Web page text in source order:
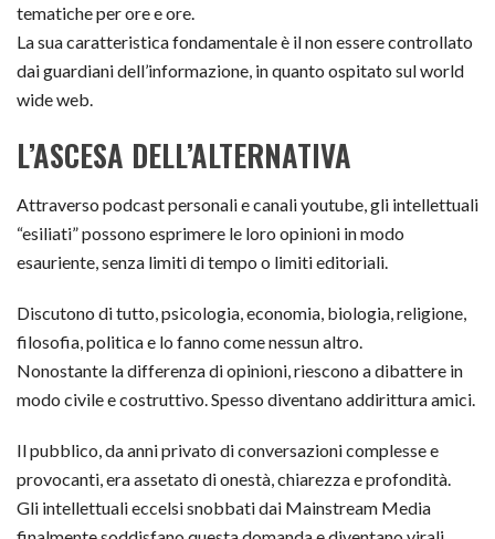
tematiche per ore e ore.
La sua caratteristica fondamentale è il non essere controllato
dai guardiani dell’informazione, in quanto ospitato sul world
wide web.
L’ASCESA DELL’ALTERNATIVA
Attraverso podcast personali e canali youtube, gli intellettuali
“esiliati” possono esprimere le loro opinioni in modo
esauriente, senza limiti di tempo o limiti editoriali.
Discutono di tutto, psicologia, economia, biologia, religione,
filosofia, politica e lo fanno come nessun altro.
Nonostante la differenza di opinioni, riescono a dibattere in
modo civile e costruttivo. Spesso diventano addirittura amici.
Il pubblico, da anni privato di conversazioni complesse e
provocanti, era assetato di onestà, chiarezza e profondità.
Gli intellettuali eccelsi snobbati dai Mainstream Media